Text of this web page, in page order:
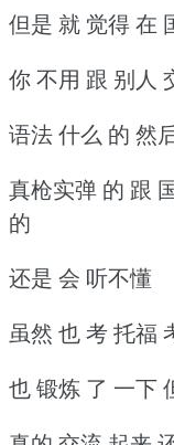
但是 就 觉得 在
你 不用 跟 别人
语法 什么 的 然
真枪实弹 的 跟
的
还是 会 听不懂
虽然 也 考 托福
也 锻炼 了 一下